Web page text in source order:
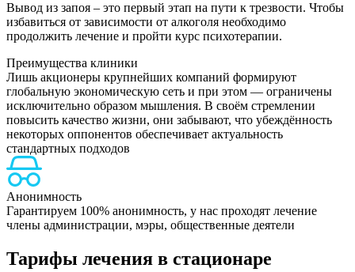
Вывод из запоя – это первый этап на пути к трезвости. Чтобы
избавиться от зависимости от алкоголя необходимо
продолжить лечение и пройти курс психотерапии.
Преимущества клиники
Лишь акционеры крупнейших компаний формируют
глобальную экономическую сеть и при этом — ограничены
исключительно образом мышления. В своём стремлении
повысить качество жизни, они забывают, что убеждённость
некоторых оппонентов обеспечивает актуальность
стандартных подходов
Анонимность
Гарантируем 100% анонимность, у нас проходят лечение
члены администрации, мэры, общественные деятели
Тарифы лечения в стационаре